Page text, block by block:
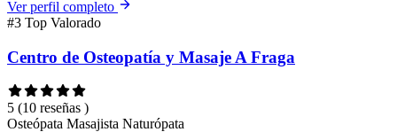
Ver perfil completo
#3 Top Valorado
Centro de Osteopatía y Masaje A Fraga
5 (10 reseñas )
Osteópata Masajista Naturópata